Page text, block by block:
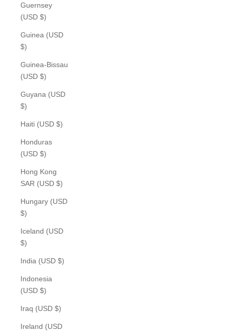
Guernsey
(USD $)
Guinea (USD
$)
Guinea-Bissau
(USD $)
Guyana (USD
$)
Haiti (USD $)
Honduras
(USD $)
Hong Kong
SAR (USD $)
Hungary (USD
$)
Iceland (USD
$)
India (USD $)
Indonesia
(USD $)
Iraq (USD $)
Ireland (USD